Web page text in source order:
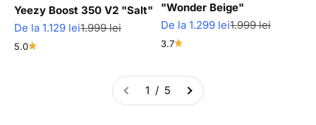
Yeezy Boost 350 V2 "Salt"
Pret redus
De la 1.129 leiPret normal
1.999 lei
5.0
"Wonder Beige"
Pret redus
De la 1.299 leiPret normal
1.999 lei
3.7
1 / 5